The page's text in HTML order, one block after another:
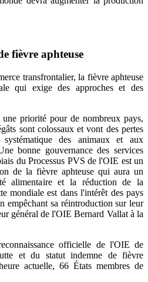
fièvre aphteuse
transfrontalier, la fièvre aphteuse
qui exige des approches et des
priorité pour de nombreux pays,
sont colossaux et vont des pertes
des animaux et aux
bonne gouvernance des services
du Processus PVS de l'OIE est un
de la fièvre aphteuse qui aura un
alimentaire et la réduction de la
mondiale est dans l'intérêt des pays
empêchant sa réintroduction sur leur
général de l'OIE Bernard Vallat à la
officielle de l'OIE de
et du statut indemne de fièvre
actuelle, 66 États membres de